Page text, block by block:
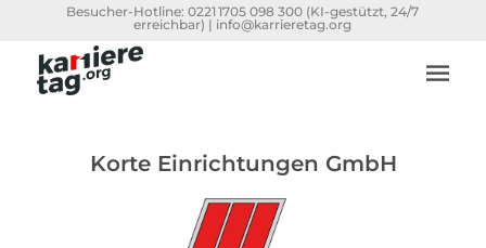
Besucher-Hotline:0221 1705 098 300 (KI-gestützt, 24/7
erreichbar) | info@karrieretag.org
Korte Einrichtungen GmbH